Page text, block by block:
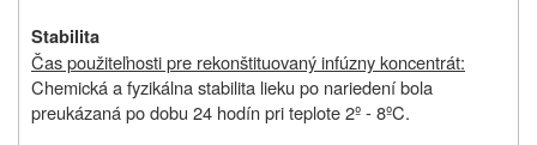
Stabilita
Čas použiteľnosti pre rekonštituovaný infúzny koncentrát:
Chemická a fyzikálna stabilita lieku po nariedení bola
preukázaná po dobu 24 hodín pri teplote 2º ‑ 8ºC.